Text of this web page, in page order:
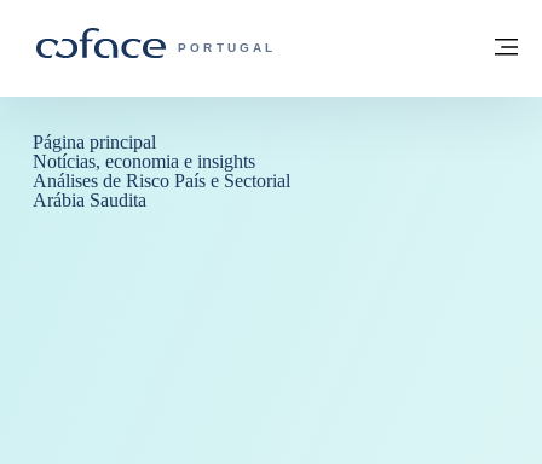
COFACE FOR TRADE - HOMEPAGE DO
PORTUGAL
Voltar à página principal
Página principal
Notícias, economia e insights
Análises de Risco País e Sectorial
Arábia Saudita